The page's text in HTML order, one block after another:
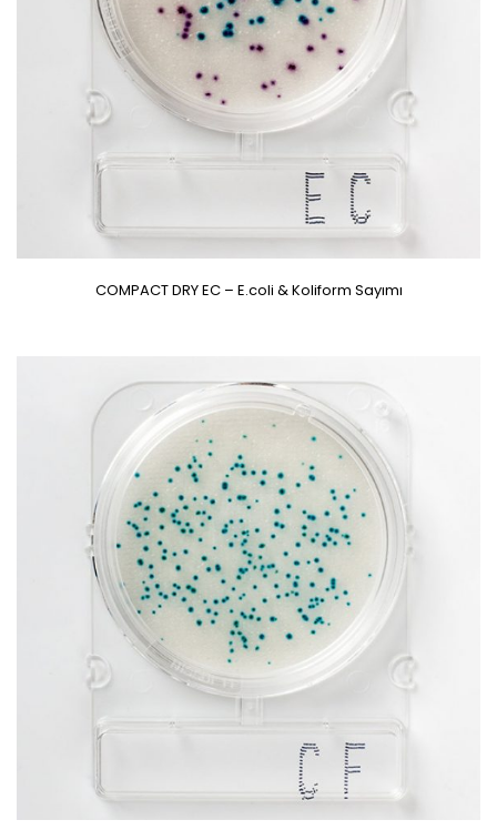
COMPACT DRY EC – E.coli & Koliform Sayımı